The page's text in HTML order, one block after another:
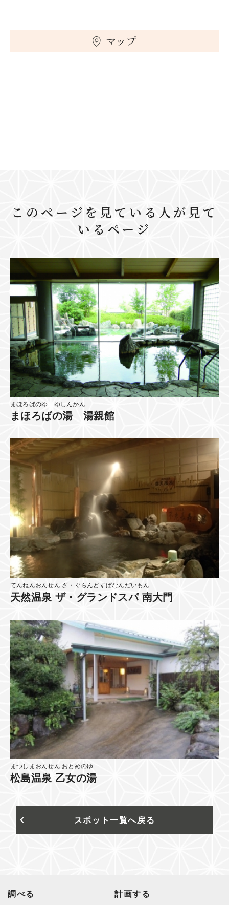
マップ
このページを見ている人が見て
いるページ
まほろばのゆ ゆしんかん
まほろばの湯 湯親館
てんねんおんせん ざ・ぐらんどすぱなんだいもん
天然温泉 ザ・グランドスパ 南大門
まつしまおんせん おとめのゆ
松島温泉 乙女の湯
スポット一覧へ戻る
調べる 計画する